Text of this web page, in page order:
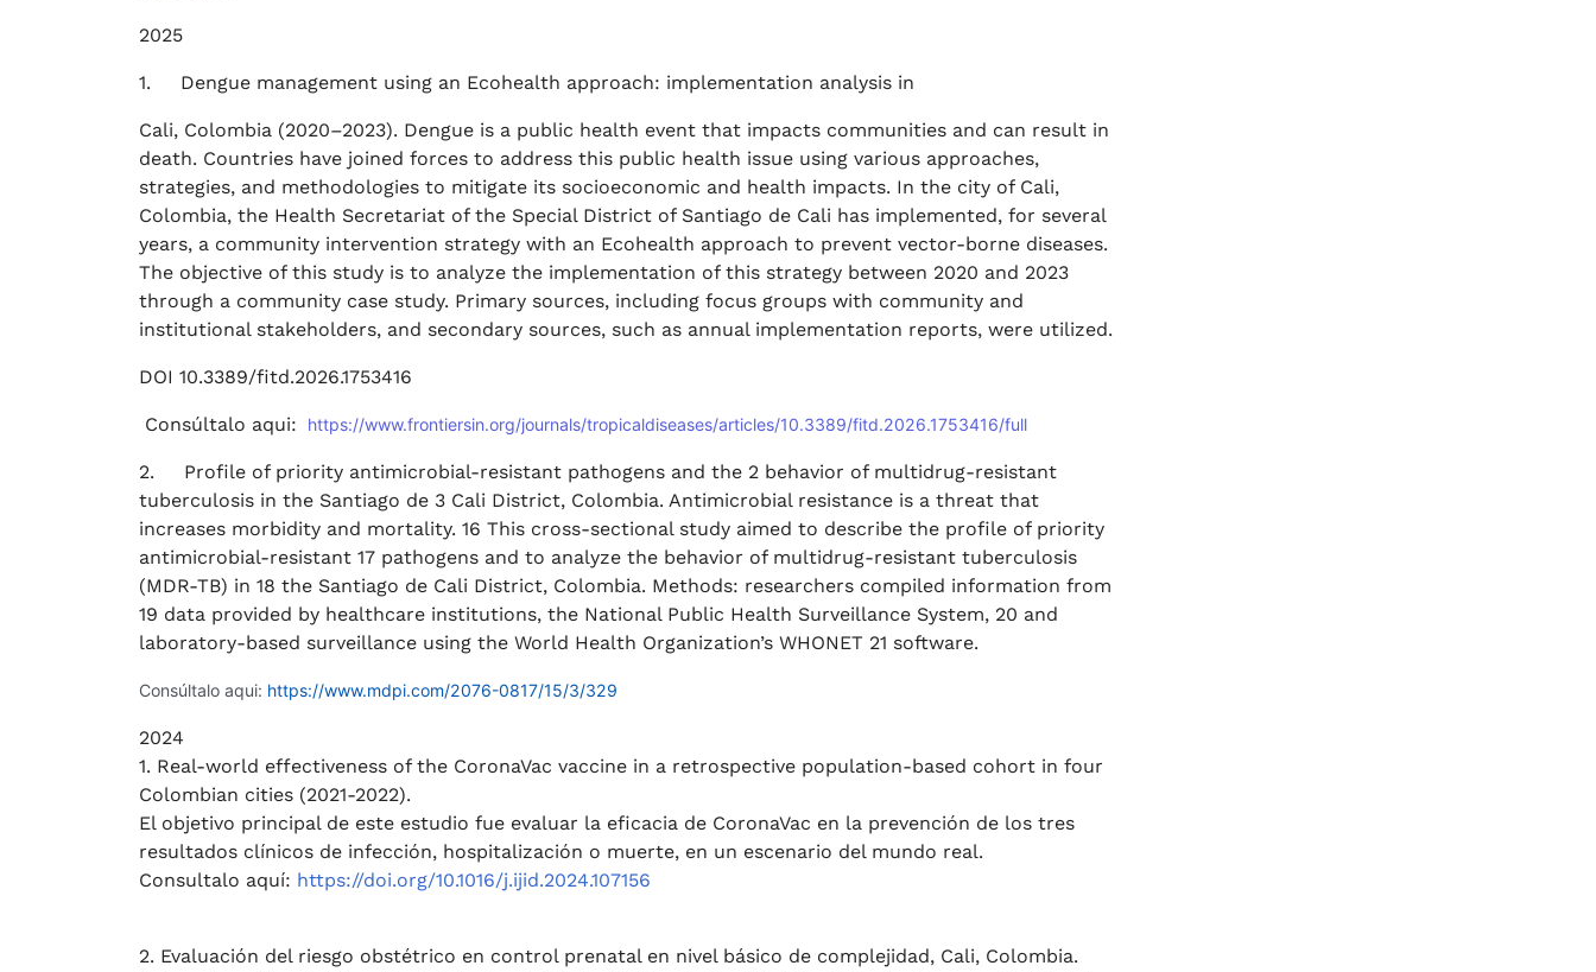
2025
1. Dengue management using an Ecohealth approach: implementation analysis in
Cali, Colombia (2020–2023). Dengue is a public health event that impacts communities and can result in
death. Countries have joined forces to address this public health issue using various approaches,
strategies, and methodologies to mitigate its socioeconomic and health impacts. In the city of Cali,
Colombia, the Health Secretariat of the Special District of Santiago de Cali has implemented, for several
years, a community intervention strategy with an Ecohealth approach to prevent vector-borne diseases.
The objective of this study is to analyze the implementation of this strategy between 2020 and 2023
through a community case study. Primary sources, including focus groups with community and
institutional stakeholders, and secondary sources, such as annual implementation reports, were utilized.
DOI 10.3389/fitd.2026.1753416
Consúltalo aqui: https://www.frontiersin.org/journals/tropicaldiseases/articles/10.3389/fitd.2026.1753416/full
2. Profile of priority antimicrobial-resistant pathogens and the 2 behavior of multidrug-resistant
tuberculosis in the Santiago de 3 Cali District, Colombia. Antimicrobial resistance is a threat that
increases morbidity and mortality. 16 This cross-sectional study aimed to describe the profile of priority
antimicrobial-resistant 17 pathogens and to analyze the behavior of multidrug-resistant tuberculosis
(MDR-TB) in 18 the Santiago de Cali District, Colombia. Methods: researchers compiled information from
19 data provided by healthcare institutions, the National Public Health Surveillance System, 20 and
laboratory-based surveillance using the World Health Organization’s WHONET 21 software.
Consúltalo aqui: https://www.mdpi.com/2076-0817/15/3/329
2024
1. Real-world effectiveness of the CoronaVac vaccine in a retrospective population-based cohort in four
Colombian cities (2021-2022).
El objetivo principal de este estudio fue evaluar la eficacia de CoronaVac en la prevención de los tres
resultados clínicos de infección, hospitalización o muerte, en un escenario del mundo real.
Consultalo aquí: https://doi.org/10.1016/j.ijid.2024.107156
2. Evaluación del riesgo obstétrico en control prenatal en nivel básico de complejidad, Cali, Colombia.